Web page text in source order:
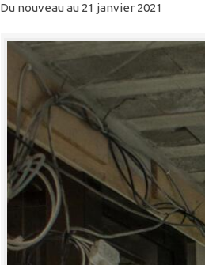
Du nouveau au 21 janvier 2021